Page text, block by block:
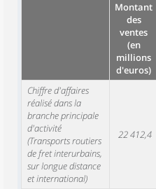
Montant
des
ventes
(en
millions
d'euros)
Chiffre d'affaires
réalisé dans la
branche principale
d'activité
(Transports routiers
de fret interurbains,
sur longue distance
et international)
22 412,4